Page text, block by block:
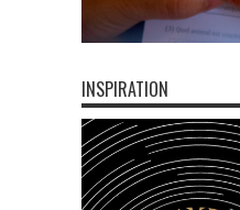
INSPIRATION